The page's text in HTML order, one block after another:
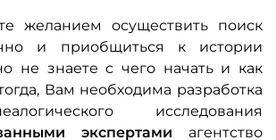
желанием осуществить поиск
и приобщиться к истории
не знаете с чего начать и как
Вам необходима разработка
исследования
экспертами агентство